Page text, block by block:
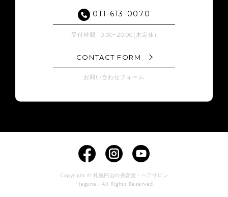
011-613-0070
受付時間 10:00~20:00(木定休)
CONTACT FORM
お問い合わせフォーム
Copyright © 札幌円山の美容室・ヘアサロン
「laguna」All Rights Reserved.